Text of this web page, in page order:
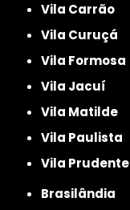
Vila Carrão
Vila Curuçá
Vila Formosa
Vila Jacuí
Vila Matilde
Vila Paulista
Vila Prudente
Brasilândia